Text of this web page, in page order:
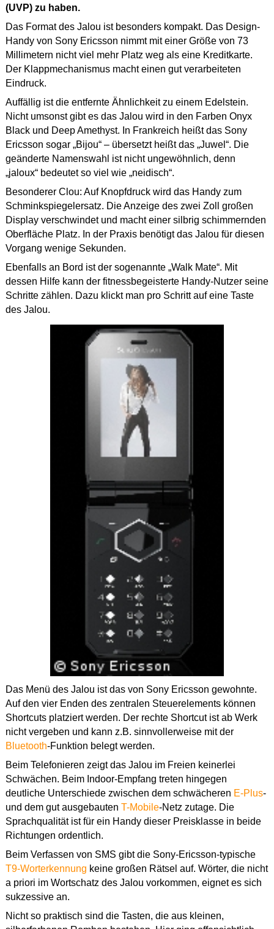
(UVP) zu haben.
Das Format des Jalou ist besonders kompakt. Das Design-
Handy von Sony Ericsson nimmt mit einer Größe von 73
Millimetern nicht viel mehr Platz weg als eine Kreditkarte.
Der Klappmechanismus macht einen gut verarbeiteten
Eindruck.
Auffällig ist die entfernte Ähnlichkeit zu einem Edelstein.
Nicht umsonst gibt es das Jalou wird in den Farben Onyx
Black und Deep Amethyst. In Frankreich heißt das Sony
Ericsson sogar „Bijou“ – übersetzt heißt das „Juwel“. Die
geänderte Namenswahl ist nicht ungewöhnlich, denn
„jaloux“ bedeutet so viel wie „neidisch“.
Besonderer Clou: Auf Knopfdruck wird das Handy zum
Schminkspiegelersatz. Die Anzeige des zwei Zoll großen
Display verschwindet und macht einer silbrig schimmernden
Oberfläche Platz. In der Praxis benötigt das Jalou für diesen
Vorgang wenige Sekunden.
Ebenfalls an Bord ist der sogenannte „Walk Mate“. Mit
dessen Hilfe kann der fitnessbegeisterte Handy-Nutzer seine
Schritte zählen. Dazu klickt man pro Schritt auf eine Taste
des Jalou.
Das Menü des Jalou ist das von Sony Ericsson gewohnte.
Auf den vier Enden des zentralen Steuerelements können
Shortcuts platziert werden. Der rechte Shortcut ist ab Werk
nicht vergeben und kann z.B. sinnvollerweise mit der
Bluetooth-Funktion belegt werden.
Beim Telefonieren zeigt das Jalou im Freien keinerlei
Schwächen. Beim Indoor-Empfang treten hingegen
deutliche Unterschiede zwischen dem schwächeren E-Plus-
und dem gut ausgebauten T-Mobile-Netz zutage. Die
Sprachqualität ist für ein Handy dieser Preisklasse in beide
Richtungen ordentlich.
Beim Verfassen von SMS gibt die Sony-Ericsson-typische
T9-Worterkennung keine großen Rätsel auf. Wörter, die nicht
a priori im Wortschatz des Jalou vorkommen, eignet es sich
sukzessive an.
Nicht so praktisch sind die Tasten, die aus kleinen,